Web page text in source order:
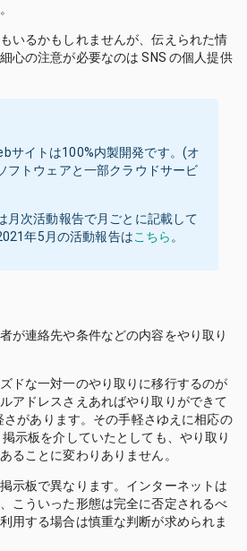
いるかもしれませんが、伝えられた情
心の注意が必要なのは SNS の個人提供
サイトは100%内製開発です。(オ
フトウェアと一部クラウドサービ
月次活動報告で月ごとに記載して
年5月の活動報告はこちら 。
が連絡先や条件などの内容をやり取り
ドな一対一のやり取りに移行するのが
アドレスさえあればやり取りができて
さがあります。その手軽さゆえに相応の
示板を介していたとしても、やり取り
ることに変わりありません。
示板で異なります。インターネットは
こういった形態は完全に否定されるべ
用する場合は慎重な判断が求められま